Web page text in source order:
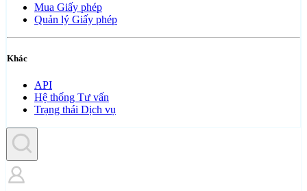
Mua Giấy phép
Quản lý Giấy phép
Khác
API
Hệ thống Tư vấn
Trạng thái Dịch vụ